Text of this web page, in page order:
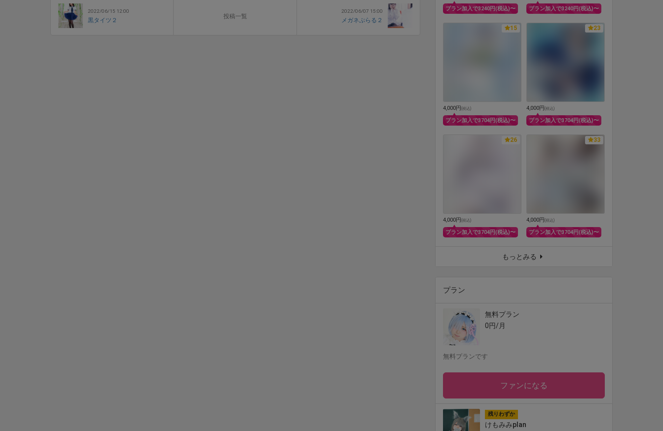
2022/06/15 12:00
黒タイツ２
投稿一覧
2022/06/07 15:00
メガネぷらる２
プラン加入で3240円(税込)〜 プラン加入で3240円(税込)〜
15
4,000円(税込)
プラン加入で3704円(税込)〜
23
4,000円(税込)
プラン加入で3704円(税込)〜
26
4,000円(税込)
プラン加入で3704円(税込)〜
33
4,000円(税込)
プラン加入で3704円(税込)〜
もっとみる
プラン
無料プラン
0円/月
無料プランです
ファンになる
残りわずか
けもみみplan